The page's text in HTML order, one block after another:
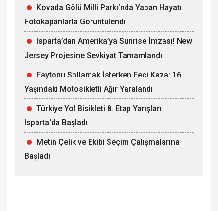
Kovada Gölü Milli Parkı’nda Yaban Hayatı
Fotokapanlarla Görüntülendi
Isparta’dan Amerika’ya Sunrise İmzası! New
Jersey Projesine Sevkiyat Tamamlandı
Faytonu Sollamak İsterken Feci Kaza: 16
Yaşındaki Motosikletli Ağır Yaralandı
Türkiye Yol Bisikleti 8. Etap Yarışları
Isparta'da Başladı
Metin Çelik ve Ekibi Seçim Çalışmalarına
Başladı